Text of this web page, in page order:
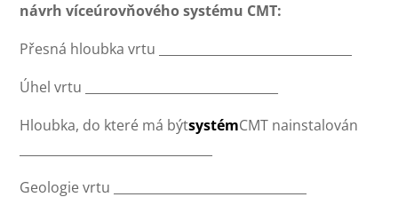
návrh víceúrovňového systému CMT:
Přesná hloubka vrtu _______________________________
Úhel vrtu _______________________________
Hloubka, do které má býtsystémCMT nainstalován
Geologie vrtu _______________________________